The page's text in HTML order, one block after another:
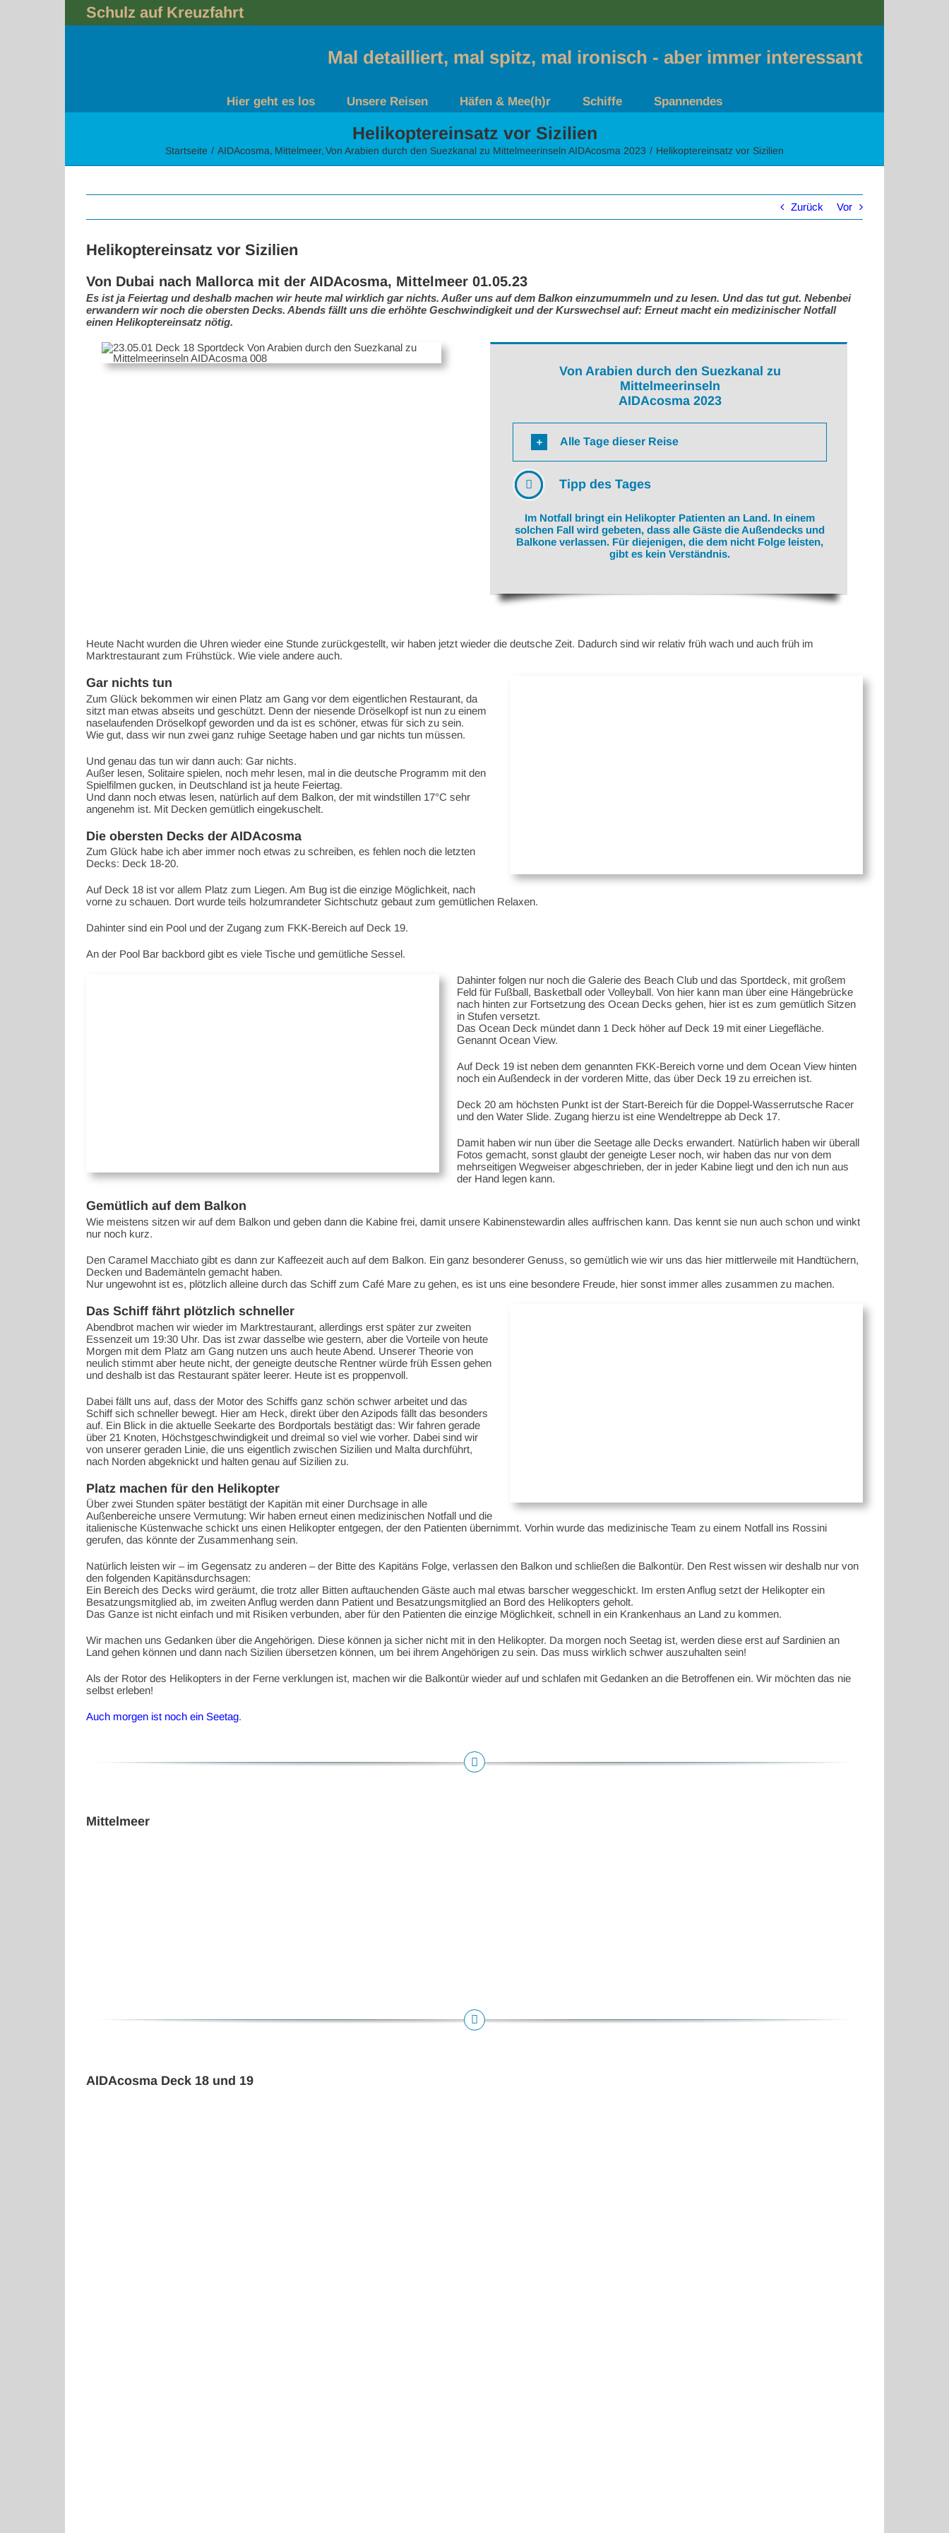
Schulz auf Kreuzfahrt
Mal detailliert, mal spitz, mal ironisch - aber immer interessant
Hier geht es los Unsere Reisen Häfen & Mee(h)r Schiffe Spannendes
Helikoptereinsatz vor Sizilien
Startseite AIDAcosma Mittelmeer Von Arabien durch den Suezkanal zu Mittelmeerinseln AIDAcosma 2023 Helikoptereinsatz vor Sizilien
Zurück Vor
Helikoptereinsatz vor Sizilien
Von Dubai nach Mallorca mit der AIDAcosma, Mittelmeer 01.05.23
Es ist ja Feiertag und deshalb machen wir heute mal wirklich gar nichts. Außer uns auf dem Balkon einzumummeln und zu lesen. Und das tut gut. Nebenbei
erwandern wir noch die obersten Decks. Abends fällt uns die erhöhte Geschwindigkeit und der Kurswechsel auf: Erneut macht ein medizinischer Notfall
einen Helikoptereinsatz nötig.
Von Arabien durch den Suezkanal zu
Mittelmeerinseln
AIDAcosma 2023
Alle Tage dieser Reise
Tipp des Tages
Im Notfall bringt ein Helikopter Patienten an Land. In einem
solchen Fall wird gebeten, dass alle Gäste die Außendecks und
Balkone verlassen. Für diejenigen, die dem nicht Folge leisten,
gibt es kein Verständnis.
Heute Nacht wurden die Uhren wieder eine Stunde zurückgestellt, wir haben jetzt wieder die deutsche Zeit. Dadurch sind wir relativ früh wach und auch früh im
Marktrestaurant zum Frühstück. Wie viele andere auch.
Gar nichts tun
Zum Glück bekommen wir einen Platz am Gang vor dem eigentlichen Restaurant, da
sitzt man etwas abseits und geschützt. Denn der niesende Dröselkopf ist nun zu einem
naselaufenden Dröselkopf geworden und da ist es schöner, etwas für sich zu sein.
Wie gut, dass wir nun zwei ganz ruhige Seetage haben und gar nichts tun müssen.
Und genau das tun wir dann auch: Gar nichts.
Außer lesen, Solitaire spielen, noch mehr lesen, mal in die deutsche Programm mit den
Spielfilmen gucken, in Deutschland ist ja heute Feiertag.
Und dann noch etwas lesen, natürlich auf dem Balkon, der mit windstillen 17°C sehr
angenehm ist. Mit Decken gemütlich eingekuschelt.
Die obersten Decks der AIDAcosma
Zum Glück habe ich aber immer noch etwas zu schreiben, es fehlen noch die letzten
Decks: Deck 18-20.
Auf Deck 18 ist vor allem Platz zum Liegen. Am Bug ist die einzige Möglichkeit, nach
vorne zu schauen. Dort wurde teils holzumrandeter Sichtschutz gebaut zum gemütlichen Relaxen.
Dahinter sind ein Pool und der Zugang zum FKK-Bereich auf Deck 19.
An der Pool Bar backbord gibt es viele Tische und gemütliche Sessel.
Dahinter folgen nur noch die Galerie des Beach Club und das Sportdeck, mit großem
Feld für Fußball, Basketball oder Volleyball. Von hier kann man über eine Hängebrücke
nach hinten zur Fortsetzung des Ocean Decks gehen, hier ist es zum gemütlich Sitzen
in Stufen versetzt.
Das Ocean Deck mündet dann 1 Deck höher auf Deck 19 mit einer Liegefläche.
Genannt Ocean View.
Auf Deck 19 ist neben dem genannten FKK-Bereich vorne und dem Ocean View hinten
noch ein Außendeck in der vorderen Mitte, das über Deck 19 zu erreichen ist.
Deck 20 am höchsten Punkt ist der Start-Bereich für die Doppel-Wasserrutsche Racer
und den Water Slide. Zugang hierzu ist eine Wendeltreppe ab Deck 17.
Damit haben wir nun über die Seetage alle Decks erwandert. Natürlich haben wir überall
Fotos gemacht, sonst glaubt der geneigte Leser noch, wir haben das nur von dem
mehrseitigen Wegweiser abgeschrieben, der in jeder Kabine liegt und den ich nun aus
der Hand legen kann.
Gemütlich auf dem Balkon
Wie meistens sitzen wir auf dem Balkon und geben dann die Kabine frei, damit unsere Kabinenstewardin alles auffrischen kann. Das kennt sie nun auch schon und winkt
nur noch kurz.
Den Caramel Macchiato gibt es dann zur Kaffeezeit auch auf dem Balkon. Ein ganz besonderer Genuss, so gemütlich wie wir uns das hier mittlerweile mit Handtüchern,
Decken und Bademänteln gemacht haben.
Nur ungewohnt ist es, plötzlich alleine durch das Schiff zum Café Mare zu gehen, es ist uns eine besondere Freude, hier sonst immer alles zusammen zu machen.
Das Schiff fährt plötzlich schneller
Abendbrot machen wir wieder im Marktrestaurant, allerdings erst später zur zweiten
Essenzeit um 19:30 Uhr. Das ist zwar dasselbe wie gestern, aber die Vorteile von heute
Morgen mit dem Platz am Gang nutzen uns auch heute Abend. Unserer Theorie von
neulich stimmt aber heute nicht, der geneigte deutsche Rentner würde früh Essen gehen
und deshalb ist das Restaurant später leerer. Heute ist es proppenvoll.
Dabei fällt uns auf, dass der Motor des Schiffs ganz schön schwer arbeitet und das
Schiff sich schneller bewegt. Hier am Heck, direkt über den Azipods fällt das besonders
auf. Ein Blick in die aktuelle Seekarte des Bordportals bestätigt das: Wir fahren gerade
über 21 Knoten, Höchstgeschwindigkeit und dreimal so viel wie vorher. Dabei sind wir
von unserer geraden Linie, die uns eigentlich zwischen Sizilien und Malta durchführt,
nach Norden abgeknickt und halten genau auf Sizilien zu.
Platz machen für den Helikopter
Über zwei Stunden später bestätigt der Kapitän mit einer Durchsage in alle
Außenbereiche unsere Vermutung: Wir haben erneut einen medizinischen Notfall und die
italienische Küstenwache schickt uns einen Helikopter entgegen, der den Patienten übernimmt. Vorhin wurde das medizinische Team zu einem Notfall ins Rossini
gerufen, das könnte der Zusammenhang sein.
Natürlich leisten wir – im Gegensatz zu anderen – der Bitte des Kapitäns Folge, verlassen den Balkon und schließen die Balkontür. Den Rest wissen wir deshalb nur von
den folgenden Kapitänsdurchsagen:
Ein Bereich des Decks wird geräumt, die trotz aller Bitten auftauchenden Gäste auch mal etwas barscher weggeschickt. Im ersten Anflug setzt der Helikopter ein
Besatzungsmitglied ab, im zweiten Anflug werden dann Patient und Besatzungsmitglied an Bord des Helikopters geholt.
Das Ganze ist nicht einfach und mit Risiken verbunden, aber für den Patienten die einzige Möglichkeit, schnell in ein Krankenhaus an Land zu kommen.
Wir machen uns Gedanken über die Angehörigen. Diese können ja sicher nicht mit in den Helikopter. Da morgen noch Seetag ist, werden diese erst auf Sardinien an
Land gehen können und dann nach Sizilien übersetzen können, um bei ihrem Angehörigen zu sein. Das muss wirklich schwer auszuhalten sein!
Als der Rotor des Helikopters in der Ferne verklungen ist, machen wir die Balkontür wieder auf und schlafen mit Gedanken an die Betroffenen ein. Wir möchten das nie
selbst erleben!
Auch morgen ist noch ein Seetag.
Mittelmeer
AIDAcosma Deck 18 und 19